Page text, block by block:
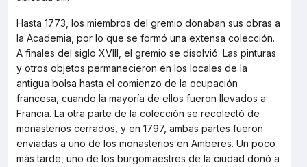
Hasta 1773, los miembros del gremio donaban sus obras a
la Academia, por lo que se formó una extensa colección.
A finales del siglo XVIII, el gremio se disolvió. Las pinturas
y otros objetos permanecieron en los locales de la
antigua bolsa hasta el comienzo de la ocupación
francesa, cuando la mayoría de ellos fueron llevados a
Francia. La otra parte de la colección se recolectó de
monasterios cerrados, y en 1797, ambas partes fueron
enviadas a uno de los monasterios en Amberes. Un poco
más tarde, uno de los burgomaestres de la ciudad donó a